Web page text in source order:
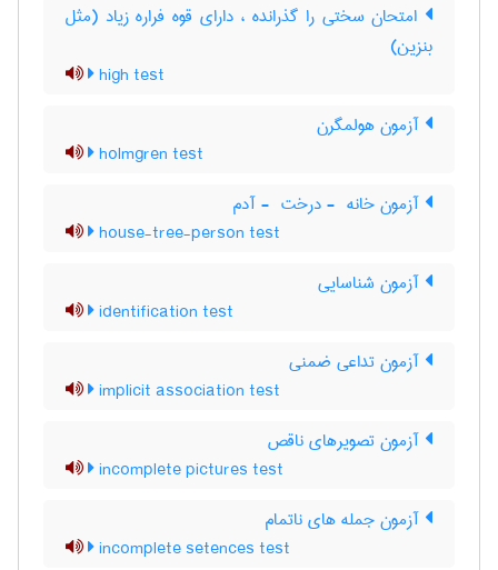
امتحان سختی را گذرانده ، دارای قوه فراره زیاد (مثل
بنزین)
high test
آزمون هولمگرن
holmgren test
آزمون خانه ‎ - درخت ‎ - آدم
house-tree-person test
آزمون شناسایی
identification test
آزمون تداعی ضمنی
implicit association test
آزمون تصویرهای ناقص
incomplete pictures test
آزمون جمله های ناتمام
incomplete setences test